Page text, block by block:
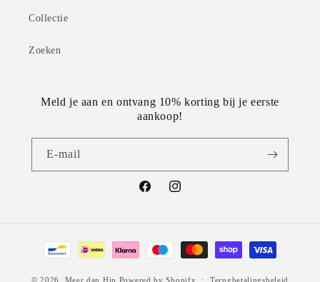
Collectie
Zoeken
Meld je aan en ontvang 10% korting bij je eerste
aankoop!
E‑mail
FacebookInstagram
Betaalmethoden
© 2026, Meer dan Hip Powered by Shopify Terugbetalingsbeleid